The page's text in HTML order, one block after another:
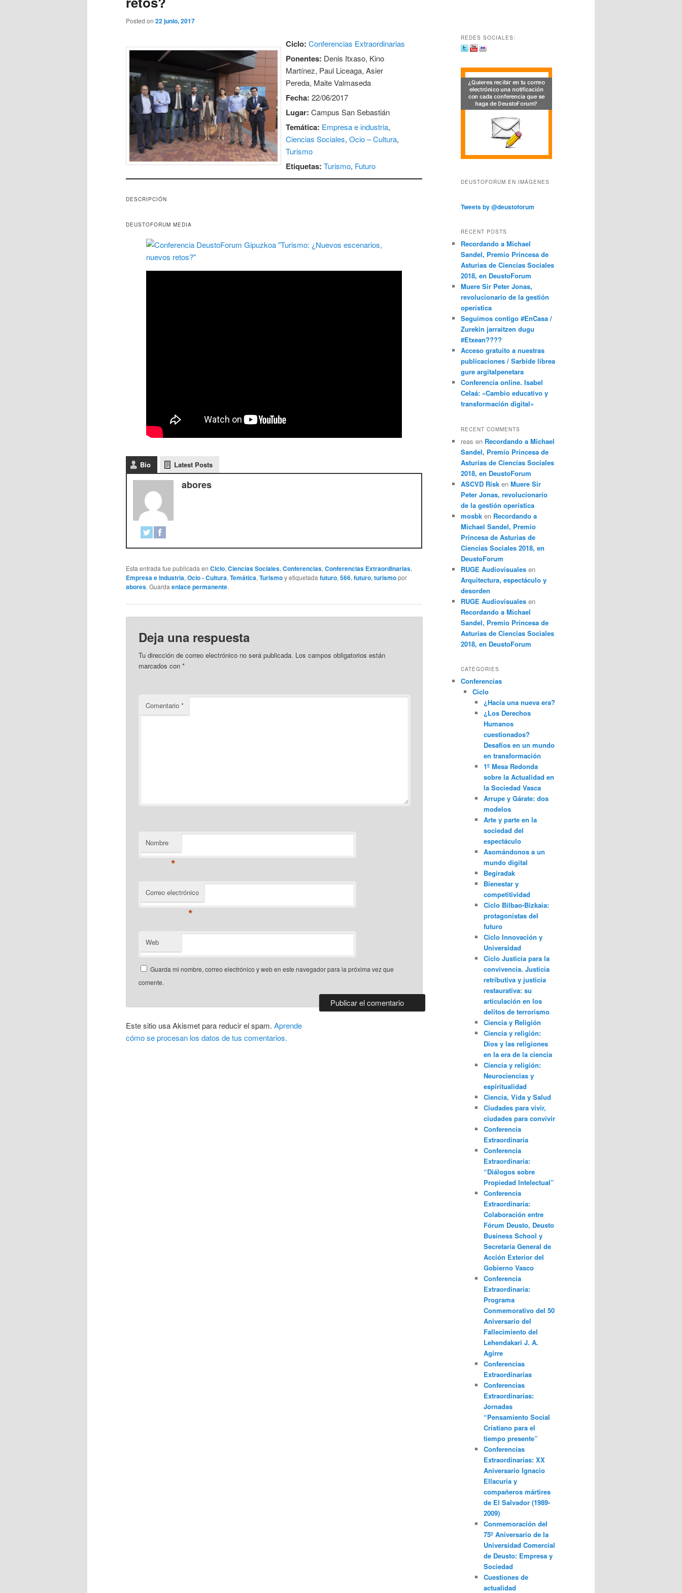
Posted on 22 junio, 2017
Ciclo: Conferencias Extraordinarias
Ponentes: Denis Itxaso, Kino
Martínez, Paul Liceaga, Asier
Pereda, Maite Valmaseda
Fecha: 22/06/2017
Lugar: Campus San Sebastián
Temática: Empresa e industria,
Ciencias Sociales,Ocio – Cultura,
Turismo
Etiquetas: Turismo, Futuro
DESCRIPCIÓN
DEUSTOFORUM MEDIA
Bio Latest Posts
abores
Esta entrada fue publicada en Ciclo, Ciencias Sociales, Conferencias, Conferencias Extraordinarias,
Empresa e industria, Ocio - Cultura, Temática, Turismoy etiquetada futuro, 566, futuro, turismopor
abores. Guarda enlace permanente.
Deja una respuesta
Tu dirección de correo electrónico no será publicada. Los campos obligatorios están
marcados con*
Comentario*
Nombre
*
Correo electrónico
*
Web
Guarda mi nombre, correo electrónico y web en este navegador para la próxima vez que
comente.
Este sitio usa Akismet para reducir el spam. Aprende
cómo se procesan los datos de tus comentarios.
REDES SOCIALES:
DEUSTOFORUM EN IMÁGENES
Tweets by @deustoforum
RECENT POSTS
Recordando a Michael
Sandel, Premio Princesa de
Asturias de Ciencias Sociales
2018, en DeustoForum
Muere Sir Peter Jonas,
revolucionario de la gestión
operística
Seguimos contigo #EnCasa /
Zurekin jarraitzen dugu
#Etxean????
Acceso gratuito a nuestras
publicaciones / Sarbide librea
gure argitalpenetara
Conferencia online. Isabel
Celaá: «Cambio educativo y
transformación digital»
RECENT COMMENTS
reas en Recordando a Michael
Sandel, Premio Princesa de
Asturias de Ciencias Sociales
2018, en DeustoForum
ASCVD Risk en Muere Sir
Peter Jonas, revolucionario
de la gestión operística
mosbk en Recordando a
Michael Sandel, Premio
Princesa de Asturias de
Ciencias Sociales 2018, en
DeustoForum
RUGE Audiovisuales en
Arquitectura, espectáculo y
desorden
RUGE Audiovisuales en
Recordando a Michael
Sandel, Premio Princesa de
Asturias de Ciencias Sociales
2018, en DeustoForum
CATEGORIES
Conferencias
Ciclo
¿Hacia una nueva era?
¿Los Derechos
Humanos
cuestionados?
Desafíos en un mundo
en transformación
1º Mesa Redonda
sobre la Actualidad en
la Sociedad Vasca
Arrupe y Gárate: dos
modelos
Arte y parte en la
sociedad del
espectáculo
Asomándonos a un
mundo digital
Begiradak
Bienestar y
competitividad
Ciclo Bilbao-Bizkaia:
protagonistas del
futuro
Ciclo Innovación y
Universidad
Ciclo Justicia para la
convivencia. Justicia
retributiva y justicia
restaurativa: su
articulación en los
delitos de terrorismo
Ciencia y Religión
Ciencia y religión:
Dios y las religiones
en la era de la ciencia
Ciencia y religión:
Neurociencias y
espiritualidad
Ciencia, Vida y Salud
Ciudades para vivir,
ciudades para convivir
Conferencia
Extraordinaria
Conferencia
Extraordinaria:
“Diálogos sobre
Propiedad Intelectual”
Conferencia
Extraordinaria:
Colaboración entre
Fórum Deusto, Deusto
Business School y
Secretaría General de
Acción Exterior del
Gobierno Vasco
Conferencia
Extraordinaria:
Programa
Conmemorativo del 50
Aniversario del
Fallecimiento del
Lehendakari J. A.
Agirre
Conferencias
Extraordinarias
Conferencias
Extraordinarias:
Jornadas
“Pensamiento Social
Cristiano para el
tiempo presente”
Conferencias
Extraordinarias: XX
Aniversario Ignacio
Ellacuria y
compañeros mártires
de El Salvador (1989-
2009)
Conmemoración del
75º Aniversario de la
Universidad Comercial
de Deusto: Empresa y
Sociedad
Cuestiones de
actualidad